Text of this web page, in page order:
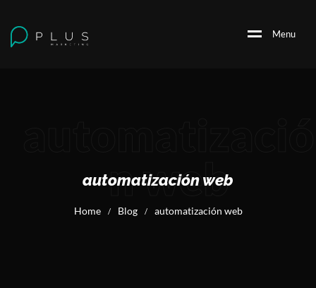
Menu
n web
automatización web
Home / Blog / automatización web